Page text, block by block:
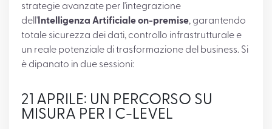
strategie avanzate per l'integrazione
dell'Intelligenza Artificiale on-premise, garantendo
totale sicurezza dei dati, controllo infrastrutturale e
un reale potenziale di trasformazione del business. Si
è dipanato in due sessioni:
21 APRILE: UN PERCORSO SU
MISURA PER I C-LEVEL